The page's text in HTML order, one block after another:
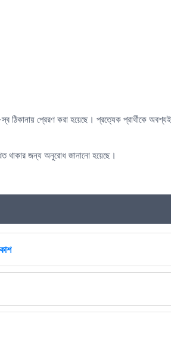
ঠিকানায় প্রেরণ করা হয়েছে। প্রত্যেক প্রার্থীকে
থাকার জন্য অনুরোধ জানানো হয়েছে।